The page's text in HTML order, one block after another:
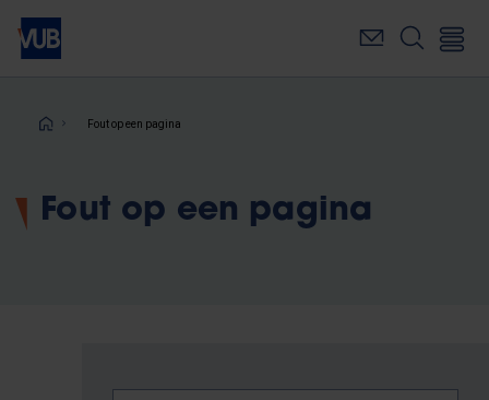
Overslaan
naar
inhoudKruimelpad
Fout op een pagina
Fout op een pagina